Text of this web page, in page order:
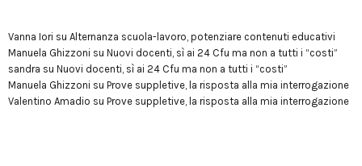
Vanna Iori su Alternanza scuola-lavoro, potenziare contenuti educativi
Manuela Ghizzoni su Nuovi docenti, sì ai 24 Cfu ma non a tutti i “costi”
sandra su Nuovi docenti, sì ai 24 Cfu ma non a tutti i “costi”
Manuela Ghizzoni su Prove suppletive, la risposta alla mia interrogazione
Valentino Amadio su Prove suppletive, la risposta alla mia interrogazione